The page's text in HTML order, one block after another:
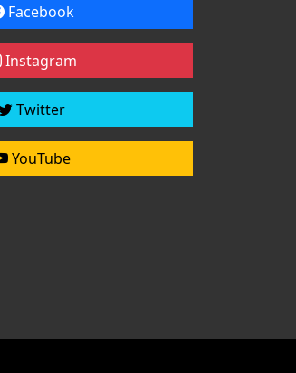
Facebook
Instagram
Twitter
YouTube